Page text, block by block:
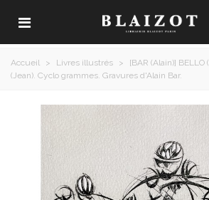
Accueil > Livres illustrés >
[BAR (Alain)]
(Jean). Cyclo grammes. Gravures d'Alain Bar.